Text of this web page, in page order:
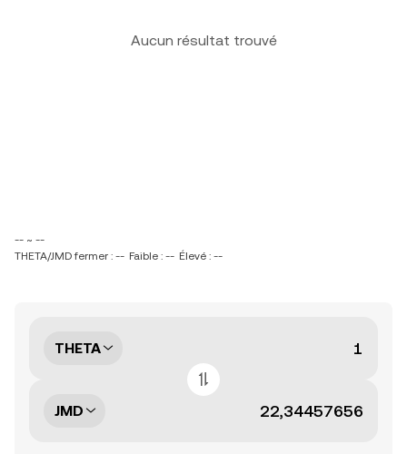
Aucun résultat trouvé
-- ~ --
THETA/JMD fermer : -- Faible : -- Élevé : --
THETA
JMD